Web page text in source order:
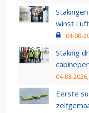
winst
04-08-
Staking
04-08-
Eerste